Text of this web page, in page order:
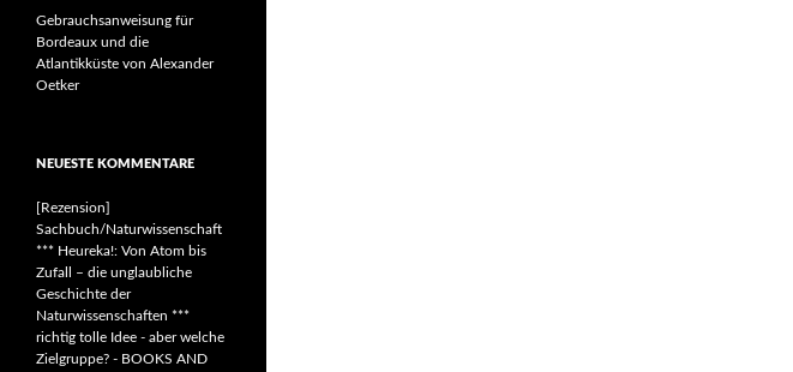
Gebrauchsanweisung für
Bordeaux und die
Atlantikküste von Alexander
Oetker
NEUESTE KOMMENTARE
[Rezension]
Sachbuch/Naturwissenschaft
*** Heureka!: Von Atom bis
Zufall – die unglaubliche
Geschichte der
Naturwissenschaften ***
richtig tolle Idee - aber welche
Zielgruppe? - BOOKS AND